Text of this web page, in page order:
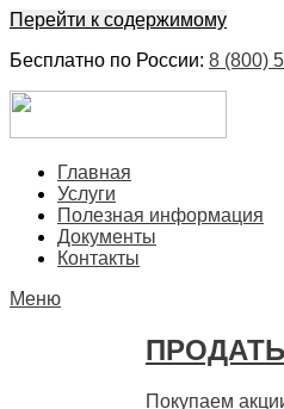
Перейти к содержимому
Бесплатно по России: 8 (800)
БыстроГлавная
Услуги
Полезная информация
Документы
Контакты
Меню
Покупаем